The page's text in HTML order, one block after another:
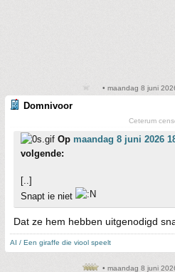
• maandag 8 juni
Domnivoor
Ceterum
Op maandag 8 juni 2026
volgende:
[..]
Snapt ie niet
Dat ze hem hebben uitgenodigd
AI / Een giraffe die viool speelt
• maandag 8 juni